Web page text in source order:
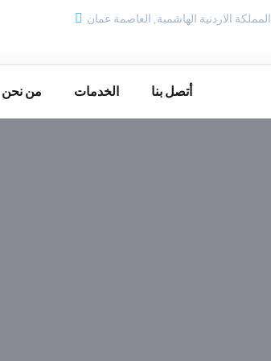
المملكة الاردنية الهاشمية, العاصمة عمان
من نحن الخدمات أتصل بنا